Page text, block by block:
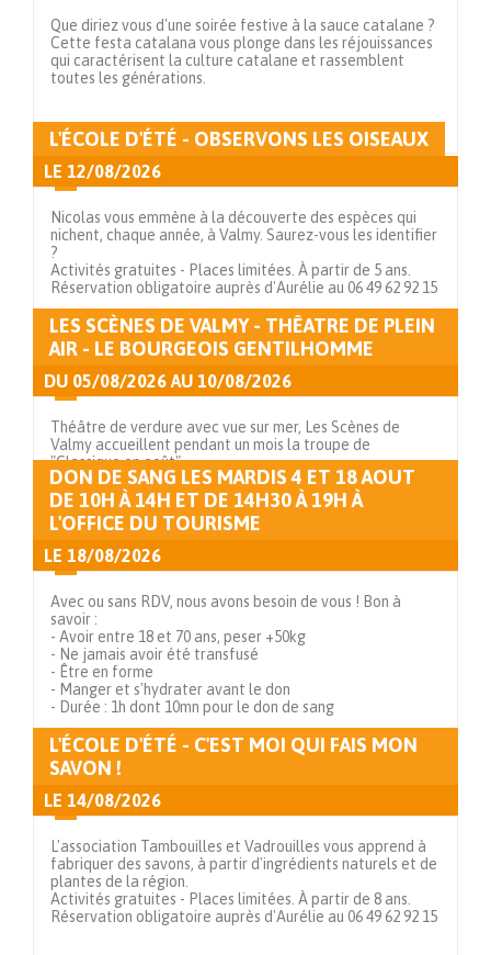
Que diriez vous d'une soirée festive à la sauce catalane ?
Cette festa catalana vous plonge dans les réjouissances
qui caractérisent la culture catalane et rassemblent
toutes les générations.
Voir en détails
L'ÉCOLE D'ÉTÉ - OBSERVONS LES OISEAUX
LE 12/08/2026
Nicolas vous emmène à la découverte des espèces qui
nichent, chaque année, à Valmy. Saurez-vous les identifier
?
Activités gratuites - Places limitées. À partir de 5 ans.
Réservation obligatoire auprès d'Aurélie au 06 49 62 92 15
Voir en détails
LES SCÈNES DE VALMY - THÊATRE DE PLEIN
AIR - LE BOURGEOIS GENTILHOMME
DU 05/08/2026 AU 10/08/2026
Théâtre de verdure avec vue sur mer, Les Scènes de
Valmy accueillent pendant un mois la troupe de
"Classique en août".
DON DE SANG LES MARDIS 4 ET 18 AOUT
DE 10H À 14H ET DE 14H30 À 19H À
L'OFFICE DU TOURISME
LE 18/08/2026
Avec ou sans RDV, nous avons besoin de vous ! Bon à
savoir :
- Avoir entre 18 et 70 ans, peser +50kg
- Ne jamais avoir été transfusé
- Être en forme
- Manger et s'hydrater avant le don
- Durée : 1h dont 10mn pour le don de sang
L'ÉCOLE D'ÉTÉ - C'EST MOI QUI FAIS MON
SAVON !
LE 14/08/2026
L'association Tambouilles et Vadrouilles vous apprend à
fabriquer des savons, à partir d'ingrédients naturels et de
plantes de la région.
Activités gratuites - Places limitées. À partir de 8 ans.
Réservation obligatoire auprès d'Aurélie au 06 49 62 92 15